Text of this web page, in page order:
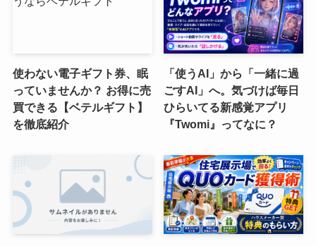
使わない電子ギフト券、眠
っていませんか？ お得に売
買できる【ベテルギフト】
を徹底紹介
「使うAI」から「一緒に過
ごすAI」へ。気づけば毎日
ひらいてる新感覚アプリ
『Twomi』ってなに？